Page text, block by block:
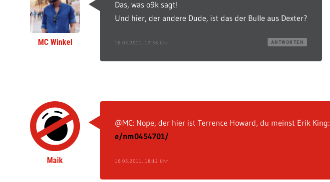
MC Winkel
Das, was o9k sagt!
Und hier, der andere Dude, ist das der Bulle aus Dexter?
16.05.2011, 17:56 Uhr ANTWORTEN
Maik
@MC: Nope, der hier ist Terrence Howard, du meinst Erik King:
e/nm0454701/
16.05.2011, 18:12 Uhr